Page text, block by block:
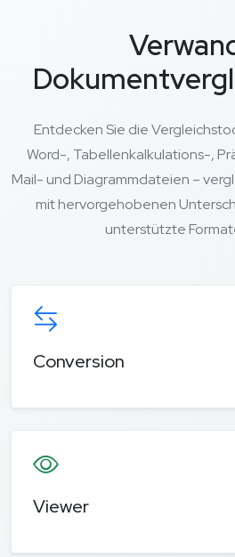
Entdecken Sie die
Word-, Tabellenkalkulations-,
Mail- und Diagrammdateien –
mit hervorgehobenen
unterstützte
Conversion
Viewer